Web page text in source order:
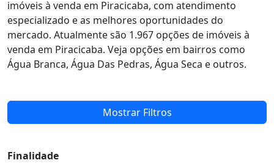
imóveis à venda em Piracicaba, com atendimento
especializado e as melhores oportunidades do
mercado. Atualmente são 1.967 opções de imóveis à
venda em Piracicaba. Veja opções em bairros como
Água Branca, Água Das Pedras, Água Seca e outros.
Mostrar Filtros
Finalidade